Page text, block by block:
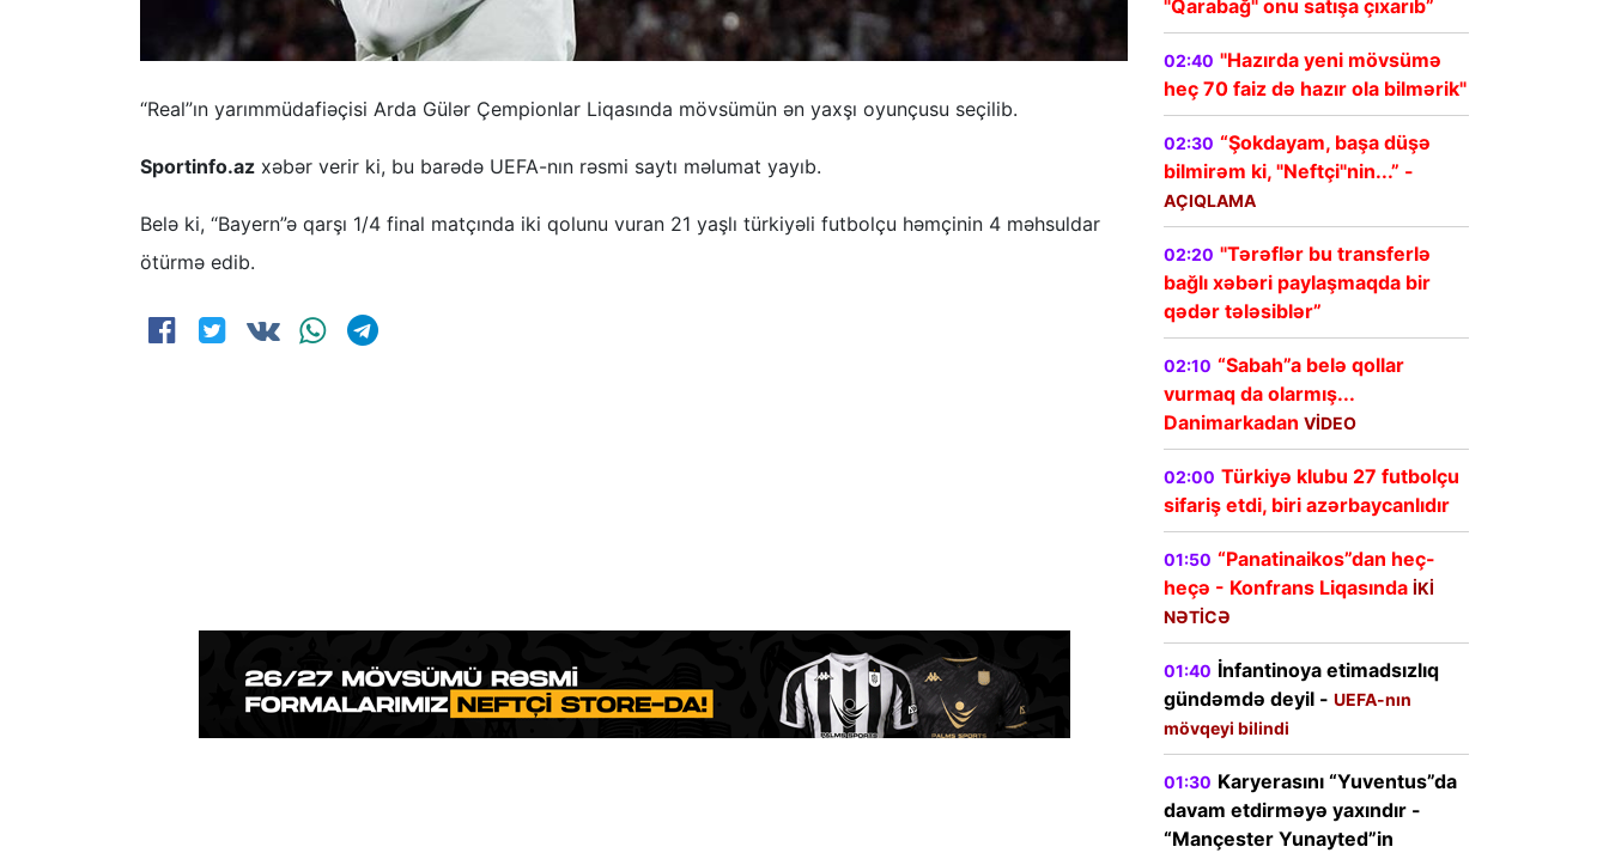
“Real”ın yarımmüdafiəçisi Arda Gülər Çempionlar Liqasında mövsümün ən yaxşı oyunçusu seçilib.
Sportinfo.az xəbər verir ki, bu barədə UEFA-nın rəsmi saytı məlumat yayıb.
Belə ki, “Bayern”ə qarşı 1/4 final matçında iki qolunu vuran 21 yaşlı türkiyəli futbolçu həmçinin 4 məhsuldar
ötürmə edib.
"Qarabağ" onu satışa çıxarıb”
02:40 "Hazırda yeni mövsümə
heç 70 faiz də hazır ola bilmərik"
02:30 “Şokdayam, başa düşə
bilmirəm ki, "Neftçi"nin...” -
AÇIQLAMA
02:20 "Tərəflər bu transferlə
bağlı xəbəri paylaşmaqda bir
qədər tələsiblər”
02:10 “Sabah”a belə qollar
vurmaq da olarmış...
Danimarkadan VİDEO
02:00 Türkiyə klubu 27 futbolçu
sifariş etdi, biri azərbaycanlıdır
01:50 “Panatinaikos”dan heç-
heçə - Konfrans Liqasında İKİ
NƏTİCƏ
01:40 İnfantinoya etimadsızlıq
gündəmdə deyil - UEFA-nın
mövqeyi bilindi
01:30 Karyerasını “Yuventus”da
davam etdirməyə yaxındır -
“Mançester Yunayted”in